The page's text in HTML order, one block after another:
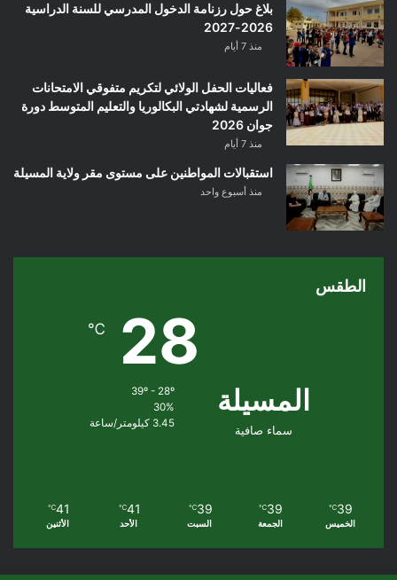
بلاغ حول رزنامة الدخول المدرسي للسنة الدراسية
2026-2027
منذ 7 أيام
فعاليات الحفل الولائي لتكريم متفوقي الامتحانات
الرسمية لشهادتي البكالوريا والتعليم المتوسط دورة
جوان 2026
منذ 7 أيام
استقبالات المواطنين على مستوى مقر ولاية المسيلة
منذ أسبوع واحد
الطقس
المسيلة
سماء صافية
28
℃
39º - 28º
30%
3.45 كيلومتر/ساعة
39
℃
الخميس
39
℃
الجمعة
39
℃
السبت
41
℃
الأحد
41
℃
الأثنين